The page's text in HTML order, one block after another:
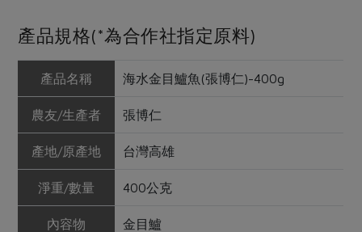
產品規格(*為合作社指定原料)
產品名稱 海水金目鱸魚(張博仁)-400g
農友/生產者 張博仁
產地/原產地 台灣高雄
淨重/數量 400公克
內容物 金目鱸